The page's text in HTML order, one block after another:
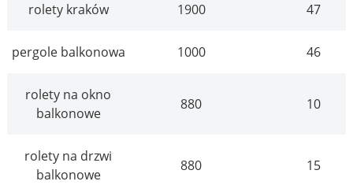
rolety kraków 1900 47
pergole balkonowa 1000 46
rolety na okno
balkonowe
880 10
rolety na drzwi
balkonowe
880 15